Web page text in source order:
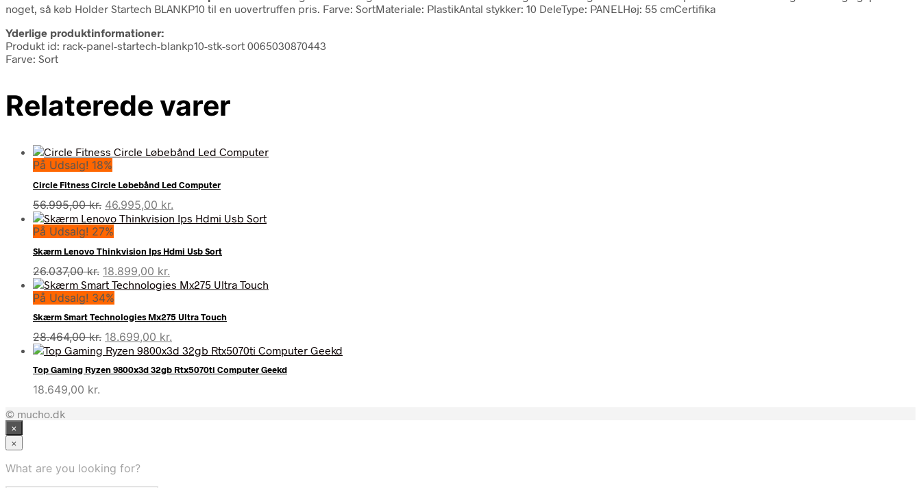
noget, så køb Holder Startech BLANKP10 til en uovertruffen pris. Farve: SortMateriale: PlastikAntal stykker: 10 DeleType: PANELHøj: 55 cmCertifika
Yderlige produktinformationer:
Produkt id: rack-panel-startech-blankp10-stk-sort 0065030870443
Farve: Sort
Relaterede varer
På Udsalg! 18%
Circle Fitness Circle Løbebånd Led Computer
56.995,00kr. Den
oprindelige
pris
var:
56.995,00 kr..
46.995,00 kr.
aktuelle
er:
46.995,00 kr..
På Udsalg! 27%
Skærm Lenovo Thinkvision Ips Hdmi Usb Sort
26.037,00kr. Den
oprindelige
pris
var:
26.037,00 kr..
18.899,00 kr.
aktuelle
er:
18.899,00 kr..
På Udsalg! 34%
Skærm Smart Technologies Mx275 Ultra Touch
28.464,00kr. Den
oprindelige
pris
var:
18.699,00 kr.
aktuelle
pris
er:
Top Gaming Ryzen 9800x3d 32gb Rtx5070ti Computer Geekd
18.649,00 kr.
© mucho.dk
×
×
What are you looking for?